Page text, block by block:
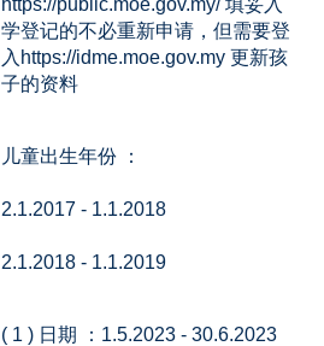
https://public.moe.gov.my/ 填妥入
学登记的不必重新申请，但需要登
入https://idme.moe.gov.my 更新孩
子的资料
儿童出生年份 ：
2.1.2017 - 1.1.2018
2.1.2018 - 1.1.2019
( 1 ) 日期 ：1.5.2023 - 30.6.2023